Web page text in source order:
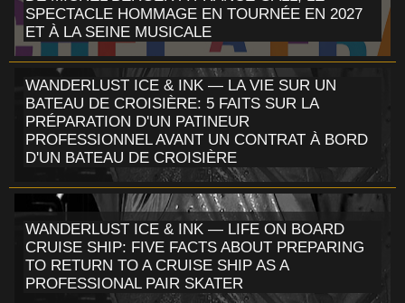
SPECTACLE HOMMAGE EN TOURNÉE EN 2027
ET À LA SEINE MUSICALE
WANDERLUST ICE & INK — LA VIE SUR UN
BATEAU DE CROISIÈRE: 5 FAITS SUR LA
PRÉPARATION D'UN PATINEUR
PROFESSIONNEL AVANT UN CONTRAT À BORD
D'UN BATEAU DE CROISIÈRE
WANDERLUST ICE & INK — LIFE ON BOARD
CRUISE SHIP: FIVE FACTS ABOUT PREPARING
TO RETURN TO A CRUISE SHIP AS A
PROFESSIONAL PAIR SKATER